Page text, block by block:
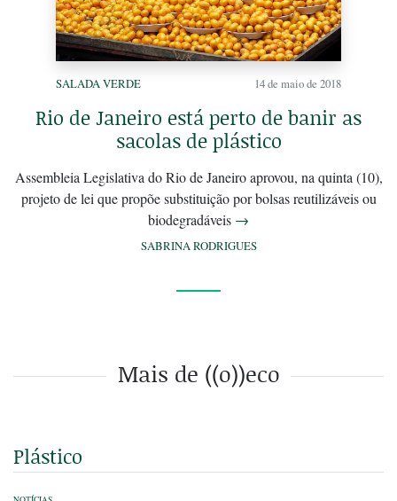
SALADA VERDE 14 de maio de 2018
Rio de Janeiro está perto de banir as
sacolas de plástico
Assembleia Legislativa do Rio de Janeiro aprovou, na quinta (10),
projeto de lei que propõe substituição por bolsas reutilizáveis ou
biodegradáveis →
SABRINA RODRIGUES
Mais de ((o))eco
Plástico